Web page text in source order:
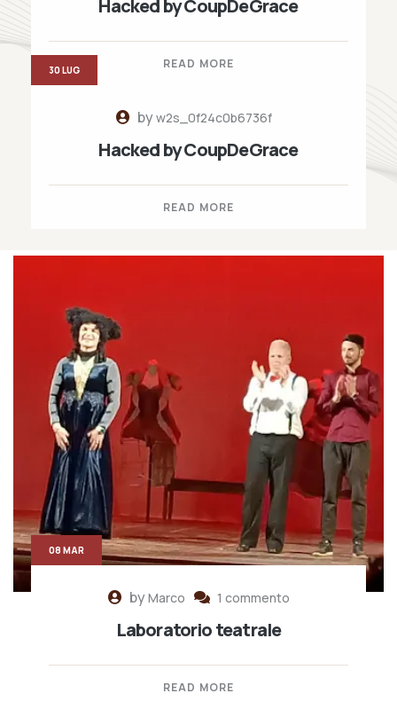
Hacked by CoupDeGrace
READ MORE
byw2s_0f24c0b6736f
Hacked by CoupDeGrace
READ MORE
30 LUG
byMarco 1 commento
Laboratorio teatrale
READ MORE
08 MAR